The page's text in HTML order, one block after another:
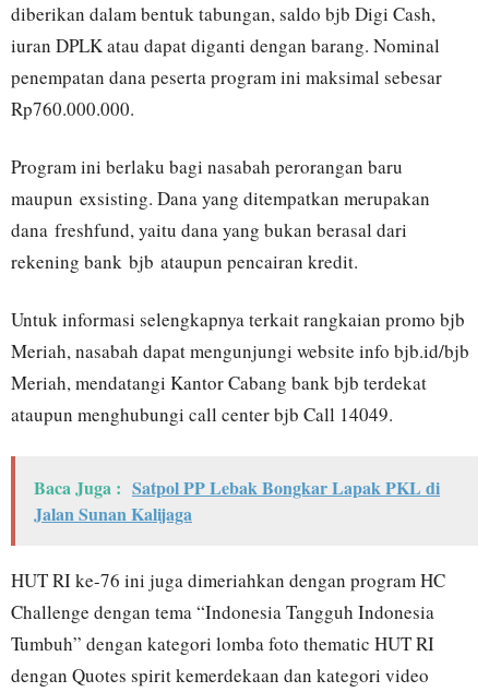
diberikan dalam bentuk tabungan, saldo bjb Digi Cash,
iuran DPLK atau dapat diganti dengan barang. Nominal
penempatan dana peserta program ini maksimal sebesar
Rp760.000.000.
Program ini berlaku bagi nasabah perorangan baru
maupun exsisting. Dana yang ditempatkan merupakan
dana freshfund, yaitu dana yang bukan berasal dari
rekening bank bjb ataupun pencairan kredit.
Untuk informasi selengkapnya terkait rangkaian promo bjb
Meriah, nasabah dapat mengunjungi website info bjb.id/bjb
Meriah, mendatangi Kantor Cabang bank bjb terdekat
ataupun menghubungi call center bjb Call 14049.
Baca Juga : Satpol PP Lebak Bongkar Lapak PKL di
Jalan Sunan Kalijaga
HUT RI ke-76 ini juga dimeriahkan dengan program HC
Challenge dengan tema “Indonesia Tangguh Indonesia
Tumbuh” dengan kategori lomba foto thematic HUT RI
dengan Quotes spirit kemerdekaan dan kategori video